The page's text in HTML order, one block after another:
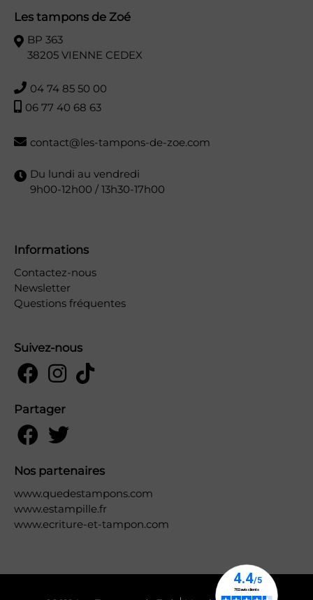
Les tampons de Zoé
BP 363
38205 VIENNE CEDEX
04 74 85 50 00
06 77 40 68 63
contact@les-tampons-de-zoe.com
Du lundi au vendredi
9h00-12h00 / 13h30-17h00
Informations
Contactez-nous
Newsletter
Questions fréquentes
Suivez-nous
Partager
Nos partenaires
www.quedestampons.com
www.estampille.fr
www.ecriture-et-tampon.com